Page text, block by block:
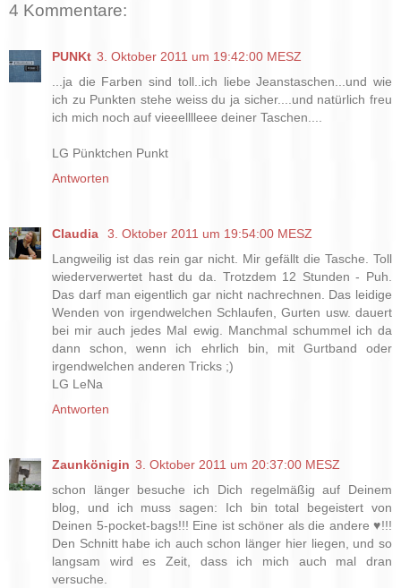
4 Kommentare:
PUNKt 3. Oktober 2011 um 19:42:00 MESZ
...ja die Farben sind toll..ich liebe Jeanstaschen...und wie
ich zu Punkten stehe weiss du ja sicher....und natürlich freu
ich mich noch auf vieeelllleee deiner Taschen....
LG Pünktchen Punkt
Antworten
Claudia
3. Oktober 2011 um 19:54:00 MESZ
Langweilig ist das rein gar nicht. Mir gefällt die Tasche. Toll
wiederverwertet hast du da. Trotzdem 12 Stunden - Puh.
Das darf man eigentlich gar nicht nachrechnen. Das leidige
Wenden von irgendwelchen Schlaufen, Gurten usw. dauert
bei mir auch jedes Mal ewig. Manchmal schummel ich da
dann schon, wenn ich ehrlich bin, mit Gurtband oder
irgendwelchen anderen Tricks ;)
LG LeNa
Antworten
Zaunkönigin 3. Oktober 2011 um 20:37:00 MESZ
schon länger besuche ich Dich regelmäßig auf Deinem
blog, und ich muss sagen: Ich bin total begeistert von
Deinen 5-pocket-bags!!! Eine ist schöner als die andere ♥!!!
Den Schnitt habe ich auch schon länger hier liegen, und so
langsam wird es Zeit, dass ich mich auch mal dran
versuche.